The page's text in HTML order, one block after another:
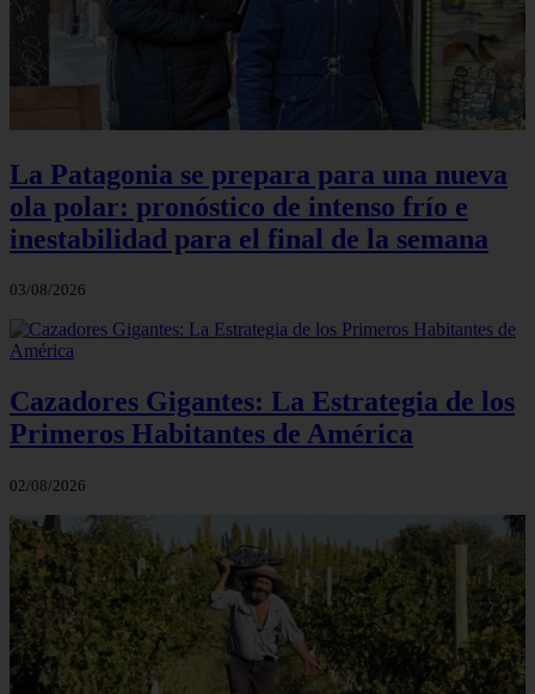
La Patagonia se prepara para una nueva
ola polar: pronóstico de intenso frío e
inestabilidad para el final de la semana
03/08/2026
Cazadores Gigantes: La Estrategia de los
Primeros Habitantes de América
02/08/2026